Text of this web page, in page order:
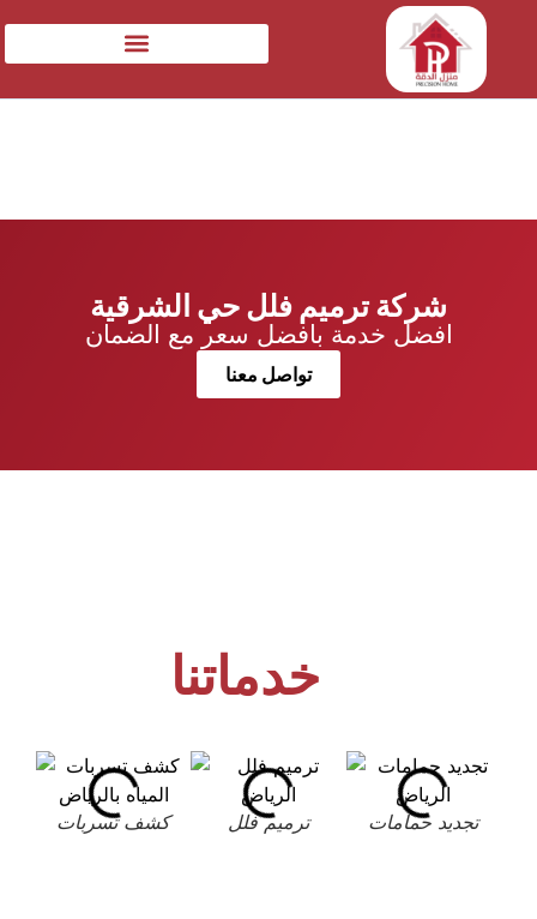
شركة ترميم فلل حي الشرقية
افضل خدمة بافضل سعر مع الضمان
تواصل معنا
خدماتنا
كشف تسربات ترميم فلل تجديد حمامات